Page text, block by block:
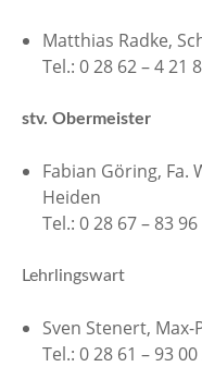
Matthias Radke,
Tel.: 0 28 62 – 4 21
stv. Obermeister
Fabian Göring, Fa.
Heiden
Tel.: 0 28 67 – 83 96
Lehrlingswart
Sven Stenert, Max-
Tel.: 0 28 61 – 93